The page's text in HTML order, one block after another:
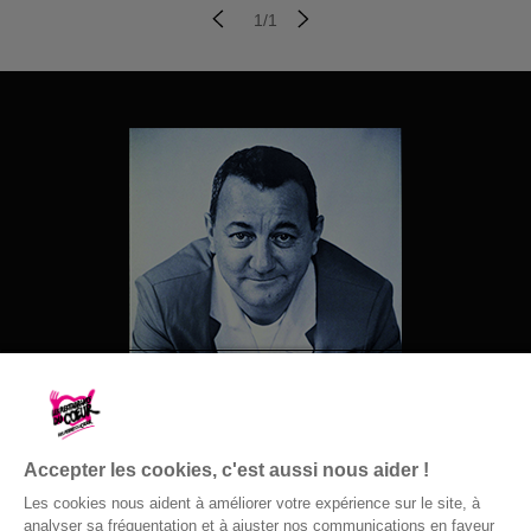
produit-partage en
grande distribution.
Accepter les cookies, c'est aussi nous aider !
Les cookies nous aident à améliorer votre expérience sur le site, à
analyser sa fréquentation et à ajuster nos communications en faveur